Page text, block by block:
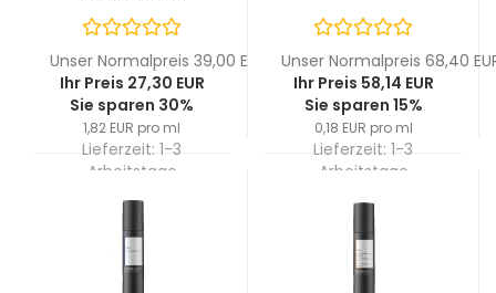
Essenz 15 ml
Unser Normalpreis 39,00 EUR
Ihr Preis 27,30 EUR
Sie sparen 30%
1,82 EUR pro ml
Lieferzeit: 1-3
Arbeitstage
Unser Normalpreis 68,40
Ihr Preis 58,14 EUR
Sie sparen 15%
0,18 EUR pro ml
Lieferzeit: 1-3
Arbeitstage